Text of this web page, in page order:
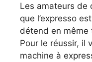
Les amateurs de
que l’expresso
détend en même
Pour le réussir, il
machine à